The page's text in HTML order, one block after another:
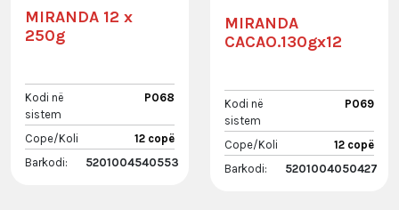
MIRANDA 12 x
250g
Kodi në
sistem
P068
Cope/Koli
12 copë
Barkodi:
5201004540553
MIRANDA
CACAO.130gx12
Kodi në
sistem
P069
Cope/Koli
12 copë
Barkodi:
5201004050427